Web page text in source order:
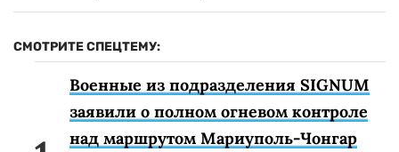
СМОТРИТЕ СПЕЦТЕМУ:
Военные из подразделения SIGNUM
заявили о полном огневом контроле
над маршрутом Мариуполь-Чонгар